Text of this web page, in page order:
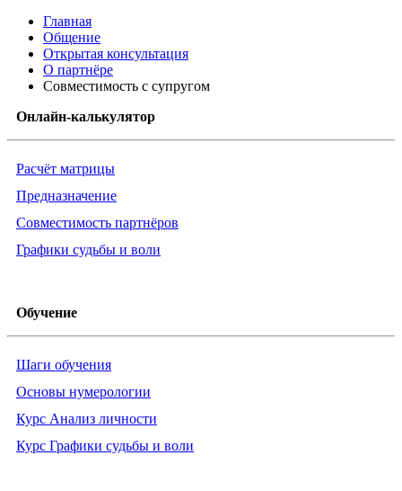
Главная
Общение
Открытая консультация
О партнёре
Совместимость с супругом
Онлайн-калькулятор
Расчёт матрицы
Предназначение
Совместимость партнёров
Графики судьбы и воли
Обучение
Шаги обучения
Основы нумерологии
Курс Анализ личности
Курс Графики судьбы и воли